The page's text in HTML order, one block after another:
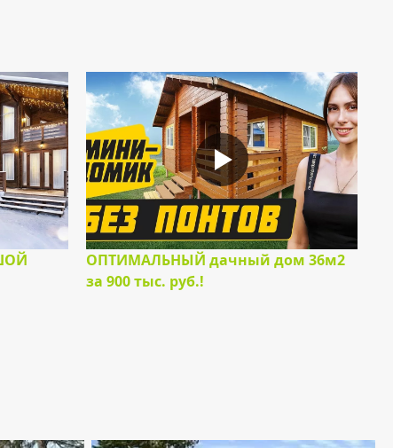
ОПТИМАЛЬНЫЙ дачный дом 36м2
за 900 тыс. руб.!